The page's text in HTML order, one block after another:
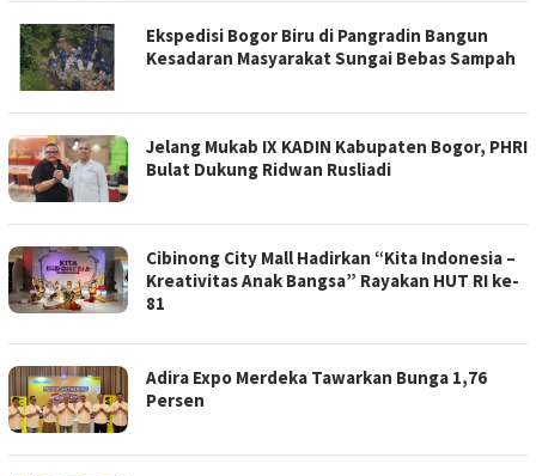
Ekspedisi Bogor Biru di Pangradin Bangun
Kesadaran Masyarakat Sungai Bebas Sampah
Jelang Mukab IX KADIN Kabupaten Bogor, PHRI
Bulat Dukung Ridwan Rusliadi
Cibinong City Mall Hadirkan “Kita Indonesia –
Kreativitas Anak Bangsa” Rayakan HUT RI ke-
81
Adira Expo Merdeka Tawarkan Bunga 1,76
Persen